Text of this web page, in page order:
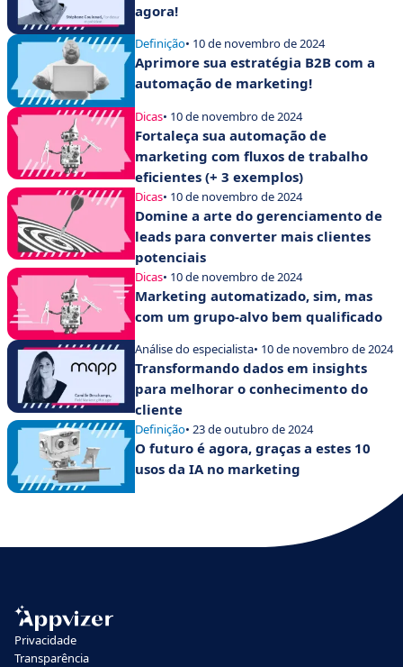
agora!
Definição• 10 de novembro de 2024
Aprimore sua estratégia B2B com a
automação de marketing!
Dicas• 10 de novembro de 2024
Fortaleça sua automação de
marketing com fluxos de trabalho
eficientes (+ 3 exemplos)
Dicas• 10 de novembro de 2024
Domine a arte do gerenciamento de
leads para converter mais clientes
potenciais
Dicas• 10 de novembro de 2024
Marketing automatizado, sim, mas
com um grupo-alvo bem qualificado
Análise do especialista• 10 de novembro de 2024
Transformando dados em insights
para melhorar o conhecimento do
cliente
Definição• 23 de outubro de 2024
O futuro é agora, graças a estes 10
usos da IA no marketing
Privacidade
Transparência